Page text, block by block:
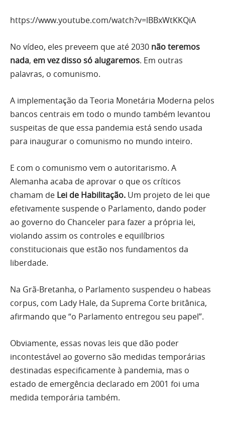
https://www.youtube.com/watch?v=lBBxWtKKQiA
No vídeo, eles preveem que até 2030 não teremos
nada, em vez disso só alugaremos. Em outras
palavras, o comunismo.
A implementação da Teoria Monetária Moderna pelos
bancos centrais em todo o mundo também levantou
suspeitas de que essa pandemia está sendo usada
para inaugurar o comunismo no mundo inteiro.
E com o comunismo vem o autoritarismo. A
Alemanha acaba de aprovar o que os críticos
chamam de Lei de Habilitação. Um projeto de lei que
efetivamente suspende o Parlamento, dando poder
ao governo do Chanceler para fazer a própria lei,
violando assim os controles e equilíbrios
constitucionais que estão nos fundamentos da
liberdade.
Na Grã-Bretanha, o Parlamento suspendeu o habeas
corpus, com Lady Hale, da Suprema Corte britânica,
afirmando que “o Parlamento entregou seu papel”.
Obviamente, essas novas leis que dão poder
incontestável ao governo são medidas temporárias
destinadas especificamente à pandemia, mas o
estado de emergência declarado em 2001 foi uma
medida temporária também.